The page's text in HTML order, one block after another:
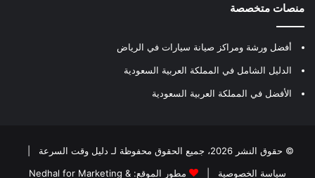
منصات متخصصة
أفضل ورشة ومراكز صيانة سيارات في الرياض
الدليل الشامل في المملكة العربية السعودية
الأفضل في المملكة العربية السعودية
© حقوق النشر 2026، جميع الحقوق محفوظة لـ دليل وقت السرعة
سياسة الخصوصية
مطور الموقع: Nedhal for Marketing &